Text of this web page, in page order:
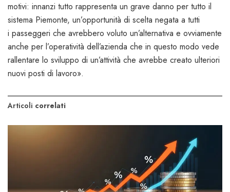
motivi: innanzi tutto rappresenta un grave danno per tutto il
sistema Piemonte, un’opportunità di scelta negata a tutti
i passeggeri che avrebbero voluto un’alternativa e ovviamente
anche per l’operatività dell’azienda che in questo modo vede
rallentare lo sviluppo di un’attività che avrebbe creato ulteriori
nuovi posti di lavoro».
Articoli correlati